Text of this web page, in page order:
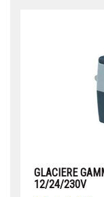
GLACIERE
12/24/230V